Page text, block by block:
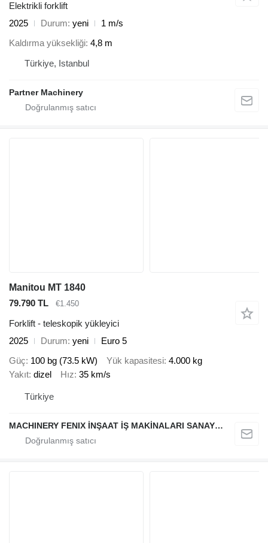
Elektrikli forklift
2025
Durum yeni
1 m/s
Kaldırma yüksekliği 4,8 m
Türkiye, Istanbul
Partner Machinery
Manitou MT 1840
79.790 TL
€1.450
Forklift - teleskopik yükleyici
2025
Durum yeni
Euro 5
Güç 100 bg (73.5 kW) Yük kapasitesi 4.000 kg
Yakıt dizel Hız 35 km/s
Türkiye
MACHINERY FENIX İNŞAAT İŞ MAKİNALARI SANAYİ VE TİCARET LİMİTED ŞİRKETİ